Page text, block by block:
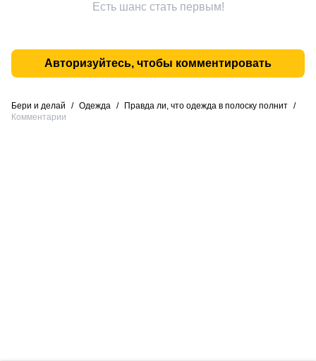
Есть шанс стать первым!
Авторизуйтесь, чтобы комментировать
Бери и делай / Одежда / Правда ли, что одежда в полоску полнит /
Комментарии